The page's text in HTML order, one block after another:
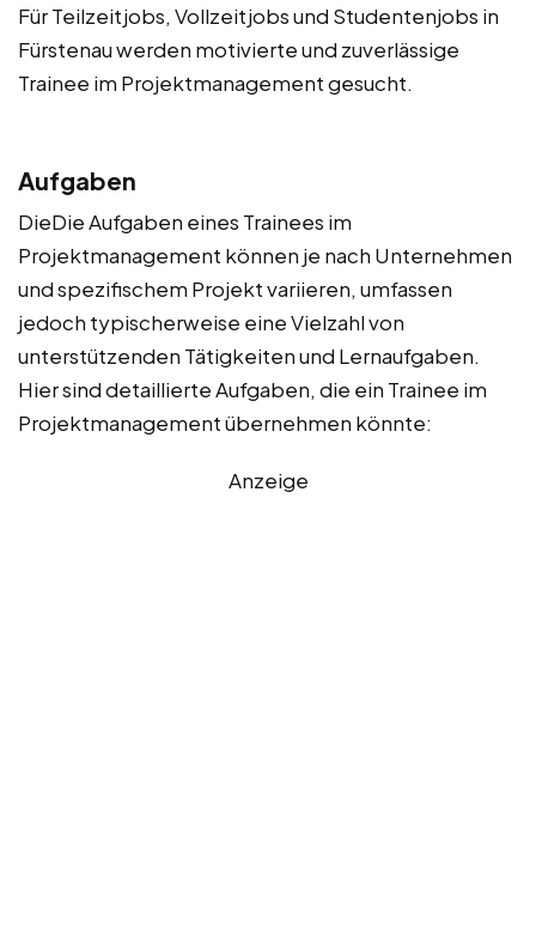
Für Teilzeitjobs, Vollzeitjobs und Studentenjobs in
Fürstenau werden motivierte und zuverlässige
Trainee im Projektmanagement gesucht.
Aufgaben
DieDie Aufgaben eines Trainees im
Projektmanagement können je nach Unternehmen
und spezifischem Projekt variieren, umfassen
jedoch typischerweise eine Vielzahl von
unterstützenden Tätigkeiten und Lernaufgaben.
Hier sind detaillierte Aufgaben, die ein Trainee im
Projektmanagement übernehmen könnte:
Anzeige